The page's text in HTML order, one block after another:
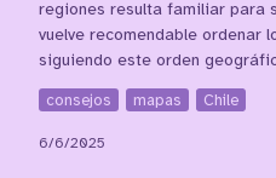
regiones resulta familiar para
vuelve recomendable ordenar
siguiendo este orden
consejos mapas Chile
6/6/2025